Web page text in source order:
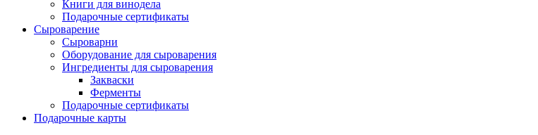
Книги для винодела
Подарочные сертификаты
Сыроварение
Сыроварни
Оборудование для сыроварения
Ингредиенты для сыроварения
Закваски
Ферменты
Подарочные сертификаты
Подарочные карты